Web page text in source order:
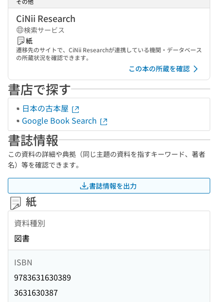
CiNii Research
検索サービス
紙
遷移先のサイトで、CiNii Researchが連携している機関・データベース
の所蔵状況を確認できます。
この本の所蔵を確認
書店で探す
日本の古本屋
Google Book Search
書誌情報
この資料の詳細や典拠（同じ主題の資料を指すキーワード、著者
名）等を確認できます。
書誌情報を出力
紙
資料種別
図書
ISBN
9783631630389
3631630387